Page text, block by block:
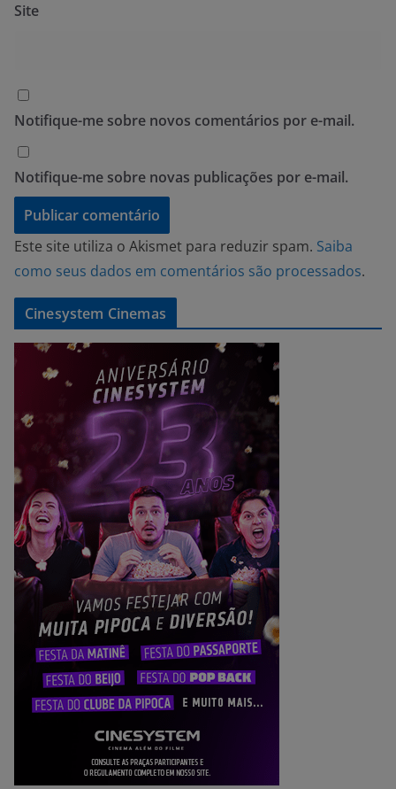
Site
Notifique-me sobre novos comentários por e-mail.
Notifique-me sobre novas publicações por e-mail.
Este site utiliza o Akismet para reduzir spam. Saiba
como seus dados em comentários são processados.
Cinesystem Cinemas